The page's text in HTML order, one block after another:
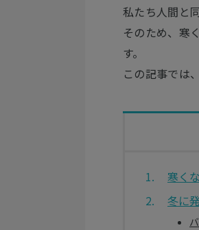
私たち人間と
そのため、寒
す。
この記事では
寒く
冬に